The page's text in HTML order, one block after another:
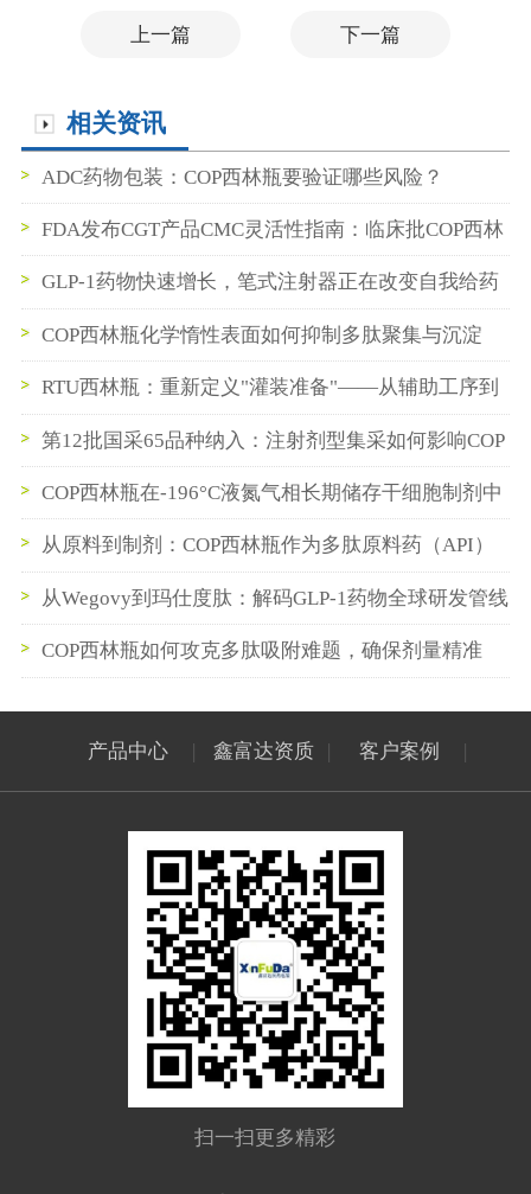
上一篇 下一篇
相关资讯
ADC药物包装：COP西林瓶要验证哪些风险？
FDA发布CGT产品CMC灵活性指南：临床批COP西林
瓶数据如何支持BLA申报
GLP-1药物快速增长，笔式注射器正在改变自我给药
系统的发展方向
COP西林瓶化学惰性表面如何抑制多肽聚集与沉淀
RTU西林瓶：重新定义"灌装准备"——从辅助工序到
即插即用
第12批国采65品种纳入：注射剂型集采如何影响COP
西林瓶与预灌封供应链
COP西林瓶在-196°C液氮气相长期储存干细胞制剂中
的性能验证
从原料到制剂：COP西林瓶作为多肽原料药（API）
中间储存容器的最佳实践
从Wegovy到玛仕度肽：解码GLP-1药物全球研发管线
与产业化核心挑战
COP西林瓶如何攻克多肽吸附难题，确保剂量精准
产品中心 | 鑫富达资质 | 客户案例 |
扫一扫更多精彩